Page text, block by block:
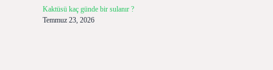
Kaktüsü kaç günde bir sulanır ?
Temmuz 23, 2026